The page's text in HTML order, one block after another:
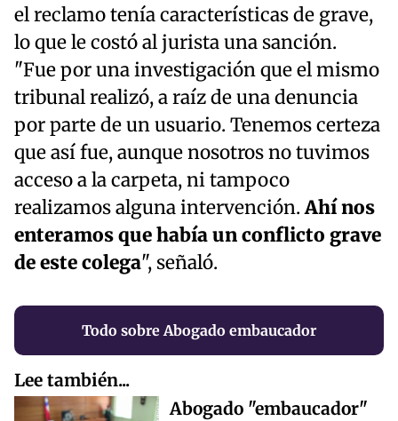
el reclamo tenía características de grave,
lo que le costó al jurista una sanción.
"Fue por una investigación que el mismo
tribunal realizó, a raíz de una denuncia
por parte de un usuario. Tenemos certeza
que así fue, aunque nosotros no tuvimos
acceso a la carpeta, ni tampoco
realizamos alguna intervención.Ahí nos
enteramos que había un conflicto grave
de este colega", señaló.
Todo sobre Abogado embaucador
Lee también...
Abogado "embaucador"